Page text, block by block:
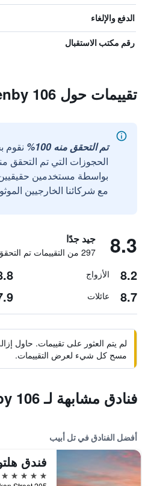
الدفع والإلغاء
رقم مكتب الاستقبال
تقييمات حول Allenby 106
تم التحقق منه 100%
نقوم
الحجوزات التي تم التحقق
مع شركائنا الخارجيين
8.3 جيد جدًا
297 من التقييمات تم التحقق منها
8.2 الأزواج
8.7 عائلات
لم يتم العثور على تقييمات. حاول
مسح كل شيء لعرض التقييمات.
فنادق مشابهة لـ Allenby 106
أفضل الفنادق في تل أبيب
5 نجوم